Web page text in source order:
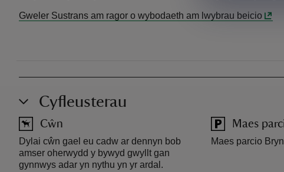
Gweler Sustrans am ragor o wybodaeth am lwybrau beicio
Cyfleusterau
Cŵn
Dylai cŵn gael eu cadw ar dennyn bob
amser oherwydd y bywyd gwyllt gan
gynnwys adar yn nythu yn yr ardal.
Maes
Maes parcio